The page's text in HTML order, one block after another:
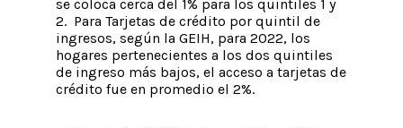
se coloca cerca del 1% para los quintiles 1 y
2. Para Tarjetas de crédito por quintil de
ingresos, según la GEIH, para 2022, los
hogares pertenecientes a los dos quintiles
de ingreso más bajos, el acceso a tarjetas de
crédito fue en promedio el 2%.